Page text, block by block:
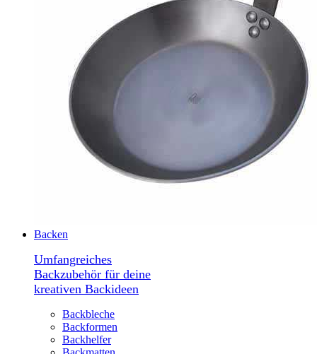
Backen
Umfangreiches
Backzubehör für deine
kreativen Backideen
Backbleche
Backformen
Backhelfer